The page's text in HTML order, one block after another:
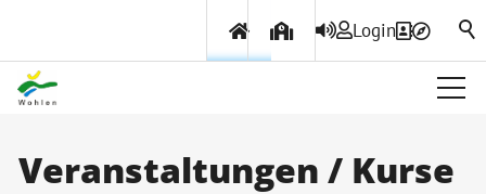
Login
Über Wohlen
Veranstaltungen / Kurse